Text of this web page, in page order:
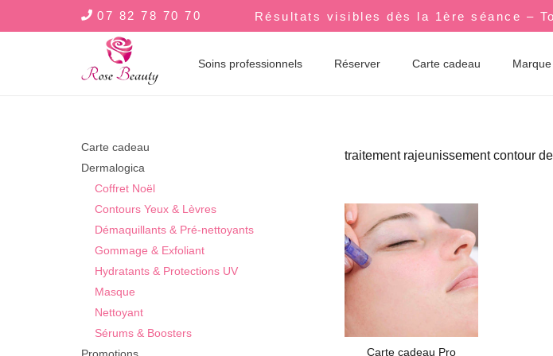
07 82 78 70 70 Résultats visibles dès la 1ère séance –
Soins professionnels Réserver Carte cadeau Marque
traitement rajeunissement contour
Carte cadeau Pro
Carte cadeau
Dermalogica
Coffret Noël
Contours Yeux & Lèvres
Démaquillants & Pré-nettoyants
Gommage & Exfoliant
Hydratants & Protections UV
Masque
Nettoyant
Sérums & Boosters